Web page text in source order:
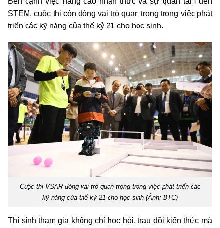
STEM, cuộc thi còn đóng vai trò quan trọng trong việc phát
triển các kỹ năng của thế kỷ 21 cho học sinh.
Cuộc thi VSAR đóng vai trò quan trọng trong việc phát triển các
kỹ năng của thế kỷ 21 cho học sinh (Ảnh: BTC)
Thí sinh tham gia không chỉ học hỏi, trau dồi kiến thức mà